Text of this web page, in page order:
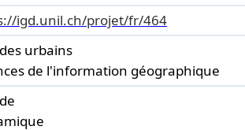
igd.unil.ch/projet/fr/464
urbains
de l'information géographique